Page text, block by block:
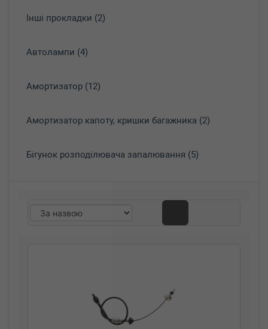
Інші прокладки (2)
Автолампи (4)
Амортизатор (12)
Амортизатор капоту, кришки багажника (2)
Бігунок розподілювача запалювання (5)